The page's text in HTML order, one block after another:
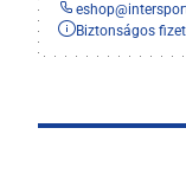
eshop@
Biztonságos